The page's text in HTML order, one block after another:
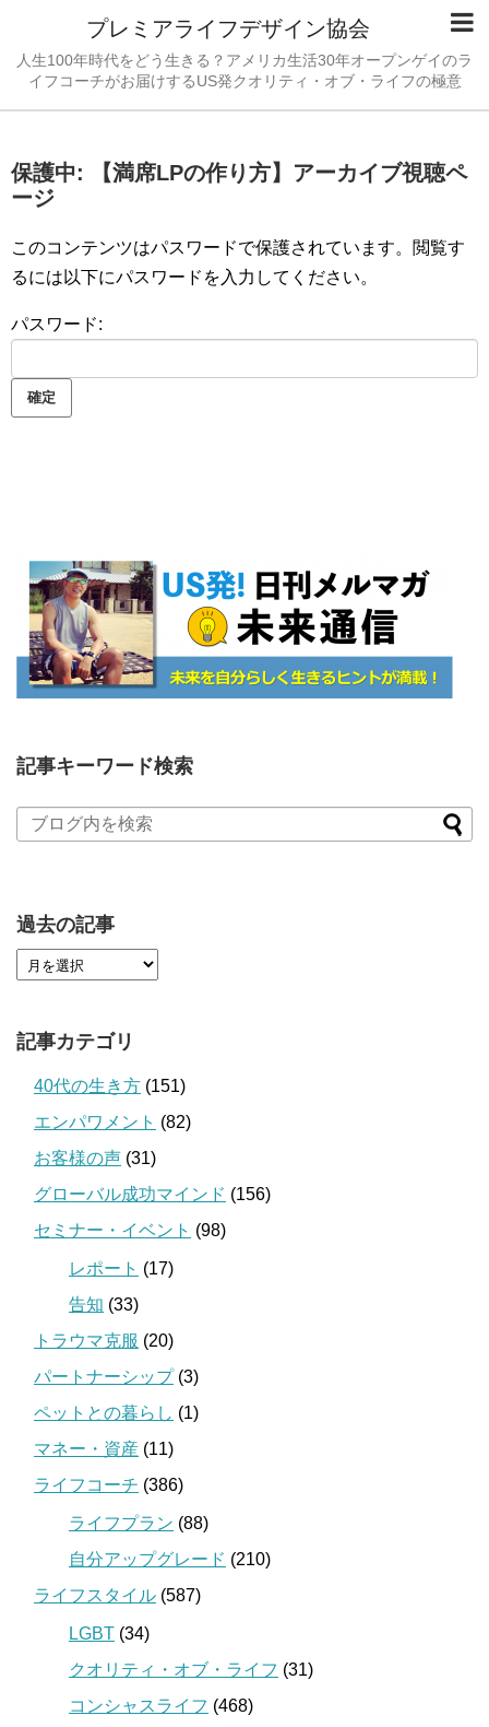
プレミアライフデザイン協会
人生100年時代をどう生きる？アメリカ生活30年オープンゲイのラ
イフコーチがお届けするUS発クオリティ・オブ・ライフの極意
保護中: 【満席LPの作り方】アーカイブ視聴ペ
ージ
このコンテンツはパスワードで保護されています。閲覧す
るには以下にパスワードを入力してください。
パスワード:
記事キーワード検索
過去の記事
記事カテゴリ
40代の生き方 (151)
エンパワメント (82)
お客様の声 (31)
グローバル成功マインド (156)
セミナー・イベント (98)
レポート (17)
告知 (33)
トラウマ克服 (20)
パートナーシップ(3)
ペットとの暮らし (1)
マネー・資産 (11)
ライフコーチ (386)
ライフプラン (88)
自分アップグレード (210)
ライフスタイル (587)
LGBT (34)
クオリティ・オブ・ライフ (31)
コンシャスライフ (468)